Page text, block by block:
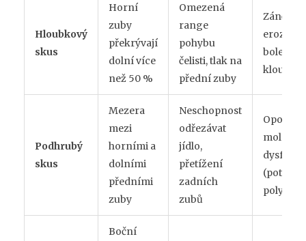
Hloubkový
skus
Horní
zuby
překrývají
dolní více
než 50 %
Omezená
range
pohybu
čelisti, tlak na
přední zuby
Zánět
eroze
bolest
kloubů
Podhrubý
skus
Mezera
mezi
horními a
dolními
předními
zuby
Neschopnost
odřezávat
jídlo,
přetížení
zadních
zubů
molárů,
dysfágie
(potíže s
Boční